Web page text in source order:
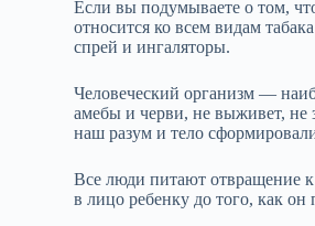
Если вы подумываете о том,
относится ко всем видам
спрей и ингаляторы.
Человеческий организм —
амебы и черви, не выживет, не
наш разум и тело
Все люди питают отвращение к
в лицо ребенку до того, как он